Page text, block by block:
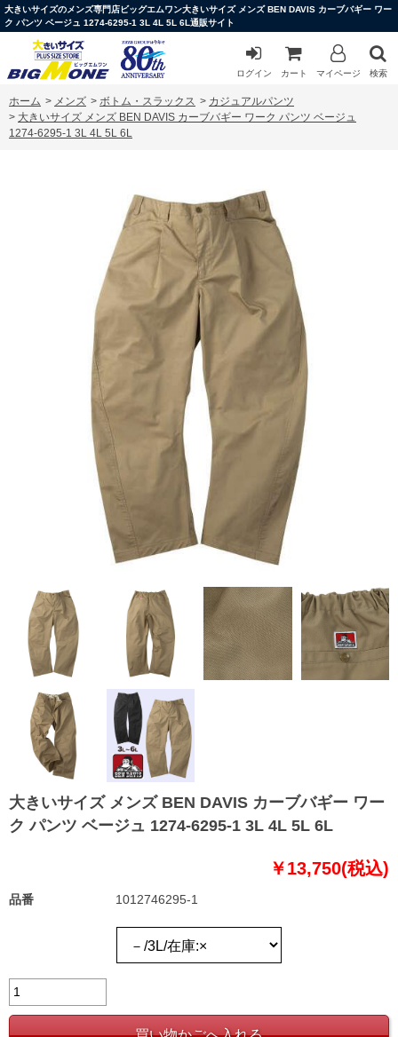
大きいサイズのメンズ専門店ビッグエムワン大きいサイズ メンズ BEN DAVIS カーブバギー ワー
ク パンツ ベージュ 1274-6295-1 3L 4L 5L 6L通販サイト
ログイン カート マイページ 検索
ホーム > メンズ > ボトム・スラックス > カジュアルパンツ
> 大きいサイズ メンズ BEN DAVIS カーブバギー ワーク パンツ ベージュ
1274-6295-1 3L 4L 5L 6L
大きいサイズ メンズ BEN DAVIS カーブバギー ワー
ク パンツ ベージュ 1274-6295-1 3L 4L 5L 6L
￥13,750(税込)
品番 1012746295-1